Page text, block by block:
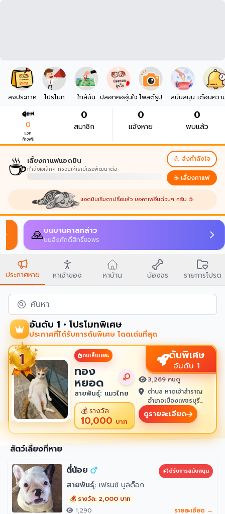
ลงประกาศ โปรโมท ใกล้ฉัน ปลอกคออุ่นใจ โพสต์รูป สนับสนุน เตือนควา
0
แจก
ก้างฟรี
0
สมาชิก
0
แจ้งหาย
0
พบแล้ว
☕เลี้ยงกาแฟแอดมิน
กำลังใจเล็กๆ ที่ช่วยให้เรามีแรงพัฒนาต่อ
💪 ส่งกำลังใจ
☕ เลี้ยงกาแฟ
แอดมินเริ่มตาปรือแล้ว ขอคาเฟอีนด่วนๆ ครับ ☕
🙏บนบานศาลกล่าว
บนสิ่งศักดิ์สิทธิ์ขอพร
ประกาศหาย หาเจ้าของ หาบ้าน น้องจร รายการโปรด
ค้นหา
อันดับ 1 • โปรโมทพิเศษ
ประกาศที่ได้รับการดันพิเศษ โดดเด่นที่สุด
คนเห็นเยอะ
ทอง
หยอด
สายพันธุ์: แมวไทย
💰รางวัล:
10,000 บาท
ดันพิเศษ
อันดับ 1
3,269 คนดู
ตำบล หาดเจ้าสำราญ
อำเภอเมืองเพชรบุรี
เพชรบุรี 76100
ดูรายละเอียด
สัตว์เลี้ยงที่หาย
ตี๋น้อย
ได้รับการสนับสนุน
สายพันธุ์: เฟรนซ์ บูลด็อก
💰 รางวัล: 2,000 บาท
1,290
รายละเอียด →